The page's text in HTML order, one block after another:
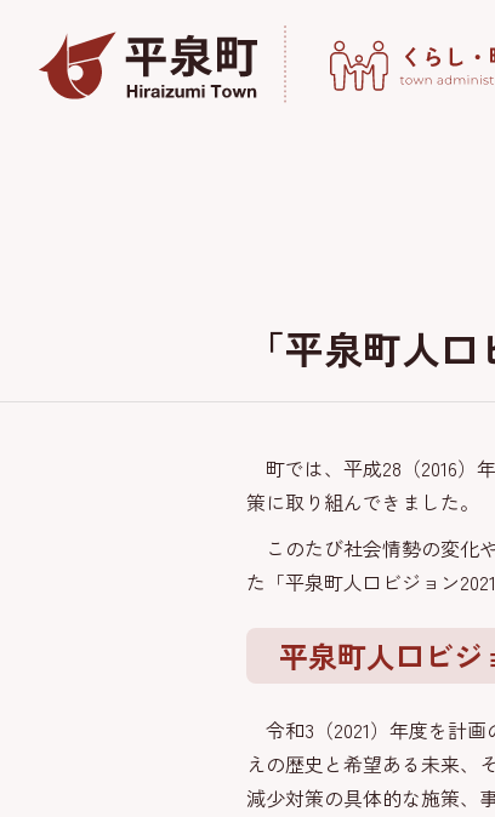
「平泉町人
町では、平成28（2016）
策に取り組んできました。
このたび社会情勢の変化
た「平泉町人口ビジョン
平泉町人口ビジ
令和3（2021）年度を計
えの歴史と希望ある未来、
減少対策の具体的な施策、